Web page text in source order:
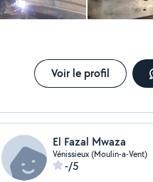
Voir le profil
El Fazal Mwaza
Vénissieux (Moulin-a-Vent)
-/5